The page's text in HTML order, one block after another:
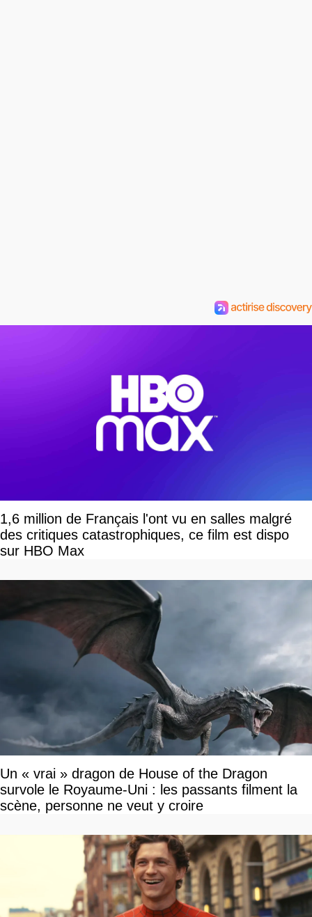
1,6 million de Français l'ont vu en salles malgré
des critiques catastrophiques, ce film est dispo
sur HBO Max
Un « vrai » dragon de House of the Dragon
survole le Royaume-Uni : les passants filment la
scène, personne ne veut y croire